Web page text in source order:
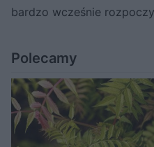
bardzo wcześnie
Polecamy